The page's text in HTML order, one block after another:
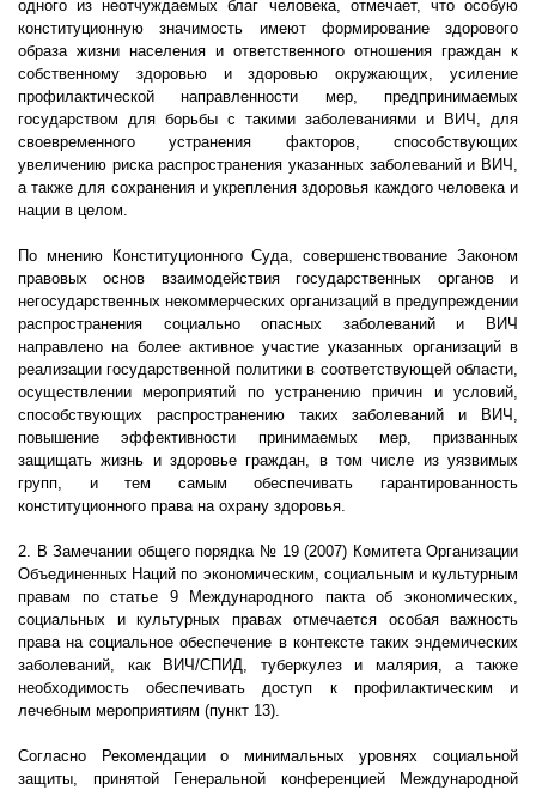
одного из неотчуждаемых благ человека, отмечает, что особую
конституционную значимость имеют формирование здорового
образа жизни населения и ответственного отношения граждан к
собственному здоровью и здоровью окружающих, усиление
профилактической направленности мер, предпринимаемых
государством для борьбы с такими заболеваниями и ВИЧ, для
своевременного устранения факторов, способствующих
увеличению риска распространения указанных заболеваний и ВИЧ,
а также для сохранения и укрепления здоровья каждого человека и
нации в целом.
По мнению Конституционного Суда, совершенствование Законом
правовых основ взаимодействия государственных органов и
негосударственных некоммерческих организаций в предупреждении
распространения социально опасных заболеваний и ВИЧ
направлено на более активное участие указанных организаций в
реализации государственной политики в соответствующей области,
осуществлении мероприятий по устранению причин и условий,
способствующих распространению таких заболеваний и ВИЧ,
повышение эффективности принимаемых мер, призванных
защищать жизнь и здоровье граждан, в том числе из уязвимых
групп, и тем самым обеспечивать гарантированность
конституционного права на охрану здоровья.
2. В Замечании общего порядка № 19 (2007) Комитета Организации
Объединенных Наций по экономическим, социальным и культурным
правам по статье 9 Международного пакта об экономических,
социальных и культурных правах отмечается особая важность
права на социальное обеспечение в контексте таких эндемических
заболеваний, как ВИЧ/СПИД, туберкулез и малярия, а также
необходимость обеспечивать доступ к профилактическим и
лечебным мероприятиям (пункт 13).
Согласно Рекомендации о минимальных уровнях социальной
защиты, принятой Генеральной конференцией Международной